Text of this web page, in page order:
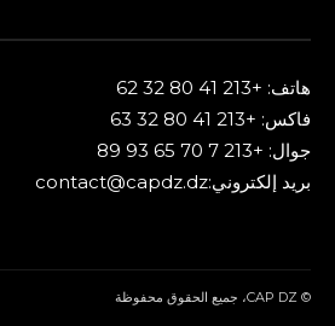
هاتف: +213 41 80 32 62
فاكس: +213 41 80 32 63
جوال: +213 7 70 65 93 89
بريد إلكتروني:contact@capdz.dz
© CAP DZ، جميع الحقوق محفوظة